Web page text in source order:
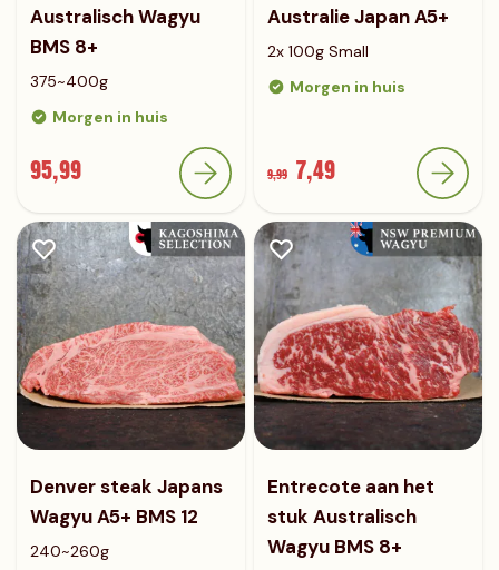
Australisch Wagyu
BMS 8+
375~400g
Morgen in huis
95,99
Australie Japan A5+
2x 100g Small
Morgen in huis
9,99 7,49
Denver steak Japans
Wagyu A5+ BMS 12
240~260g
Entrecote aan het
stuk Australisch
Wagyu BMS 8+